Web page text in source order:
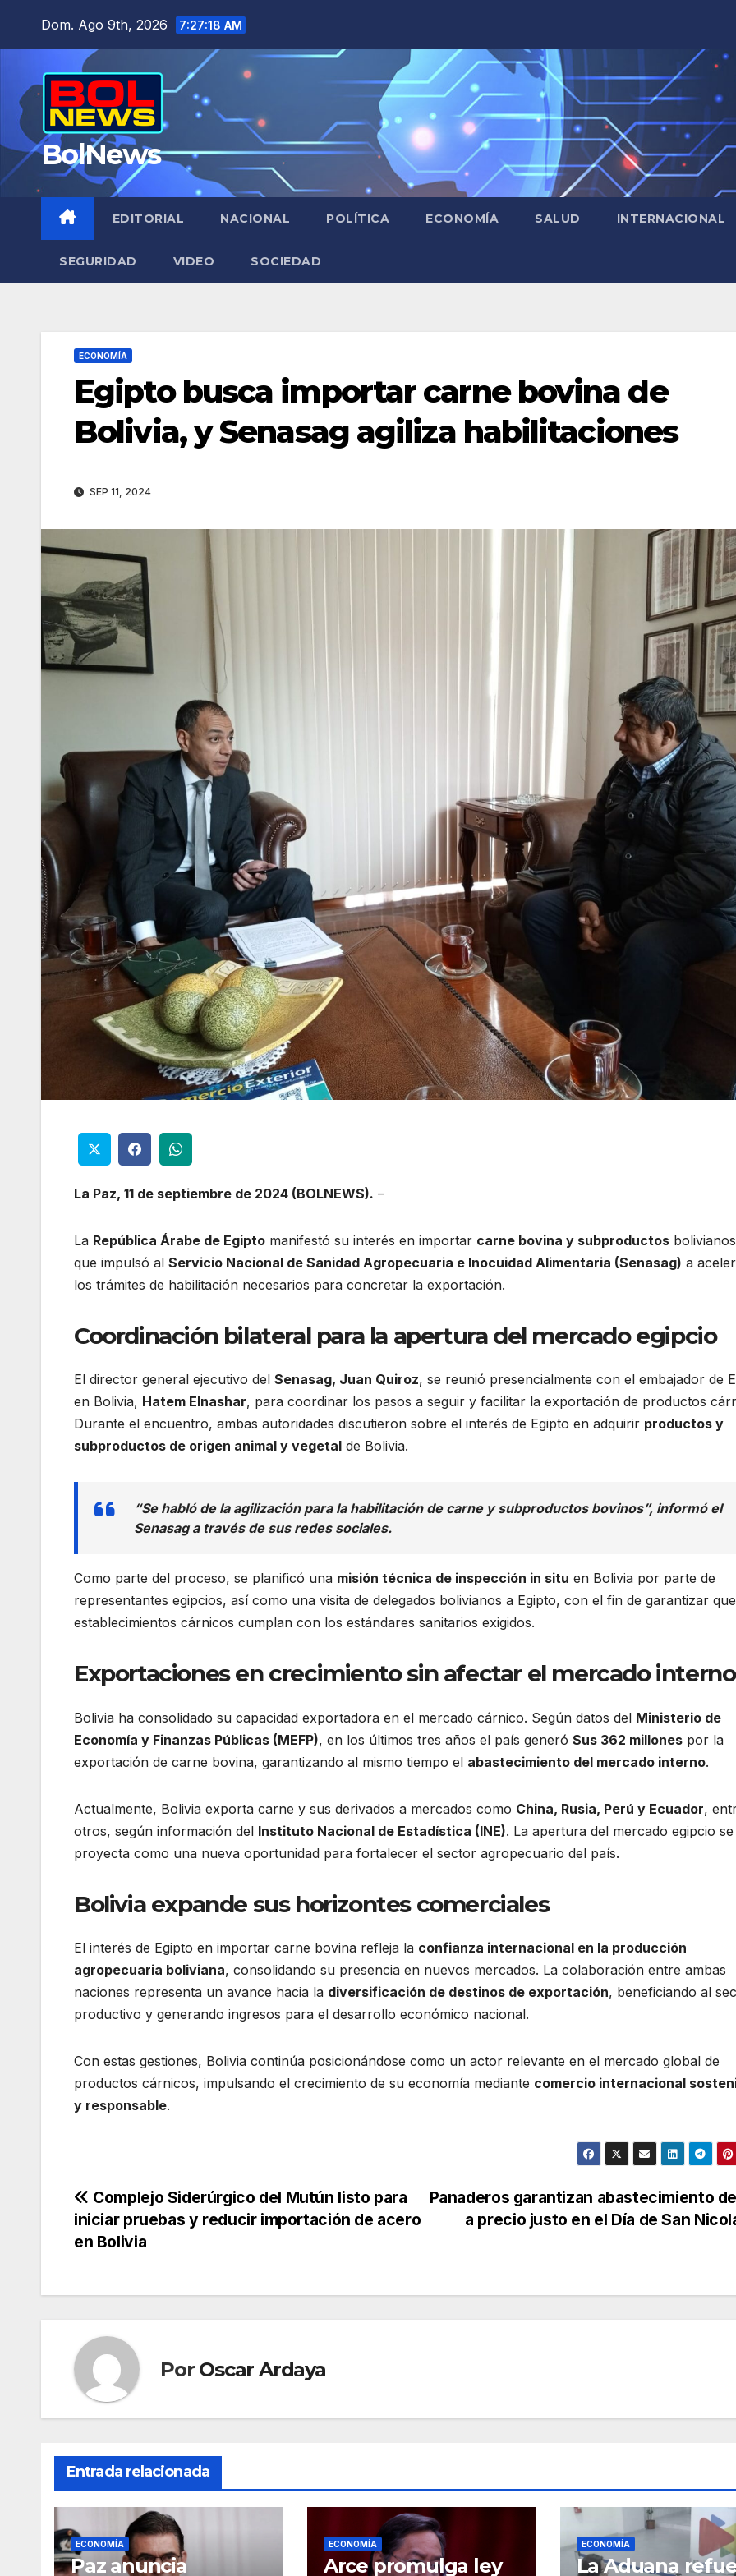
Dom. Ago 9th, 2026 7:27:19 AM
BolNews
EDITORIAL NACIONAL POLÍTICA ECONOMÍA SALUD INTERNACIONAL
SEGURIDAD VIDEO SOCIEDAD
ECONOMÍA
Egipto busca importar carne bovina de
Bolivia, y Senasag agiliza habilitaciones
SEP 11, 2024
La Paz, 11 de septiembre de 2024 (BOLNEWS). –
La República Árabe de Egipto manifestó su interés en importar carne bovina y subproductos
que impulsó al Servicio Nacional de Sanidad Agropecuaria e Inocuidad Alimentaria (Senasag) a
los trámites de habilitación necesarios para concretar la exportación.
Coordinación bilateral para la apertura del mercado egipcio
El director general ejecutivo del Senasag, Juan Quiroz, se reunió presencialmente con el embajador de
en Bolivia, Hatem Elnashar, para coordinar los pasos a seguir y facilitar la exportación de productos
Durante el encuentro, ambas autoridades discutieron sobre el interés de Egipto en adquirir productos y
subproductos de origen animal y vegetal de Bolivia.
“Se habló de la agilización para la habilitación de carne y subproductos bovinos”, informó el
Senasag a través de sus redes sociales.
Como parte del proceso, se planificó una misión técnica de inspección in situ en Bolivia por parte de
representantes egipcios, así como una visita de delegados bolivianos a Egipto, con el fin de garantizar
establecimientos cárnicos cumplan con los estándares sanitarios exigidos.
Exportaciones en crecimiento sin afectar el mercado interno
Bolivia ha consolidado su capacidad exportadora en el mercado cárnico. Según datos del Ministerio de
Economía y Finanzas Públicas (MEFP), en los últimos tres años el país generó $us 362 millones por la
exportación de carne bovina, garantizando al mismo tiempo el abastecimiento del mercado interno.
Actualmente, Bolivia exporta carne y sus derivados a mercados como China, Rusia, Perú y Ecuador,
otros, según información del Instituto Nacional de Estadística (INE). La apertura del mercado egipcio se
proyecta como una nueva oportunidad para fortalecer el sector agropecuario del país.
Bolivia expande sus horizontes comerciales
El interés de Egipto en importar carne bovina refleja la confianza internacional en la producción
agropecuaria boliviana, consolidando su presencia en nuevos mercados. La colaboración entre ambas
naciones representa un avance hacia la diversificación de destinos de exportación, beneficiando al
productivo y generando ingresos para el desarrollo económico nacional.
Con estas gestiones, Bolivia continúa posicionándose como un actor relevante en el mercado global de
productos cárnicos, impulsando el crecimiento de su economía mediante comercio internacional
y responsable.
Navegación
de
Panaderos garantizan abastecimiento
a precio justo en el Día de San
Complejo Siderúrgico del Mutún listo para
iniciar pruebas y reducir importación de acero
en Bolivia
Por Oscar Ardaya
Entrada relacionada
ECONOMÍA
Paz anuncia
ECONOMÍA
Arce promulga ley
ECONOMÍA
La Aduana